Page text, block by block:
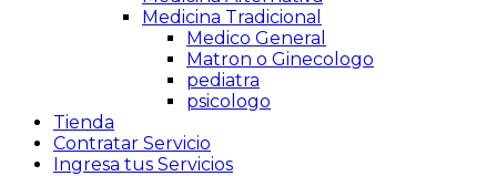
Medicina Tradicional
Medico General
Matron o Ginecologo
pediatra
psicologo
Tienda
Contratar Servicio
Ingresa tus Servicios